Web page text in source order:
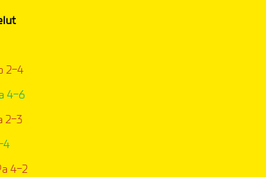
2-4
4-6
2-3
4
4-2